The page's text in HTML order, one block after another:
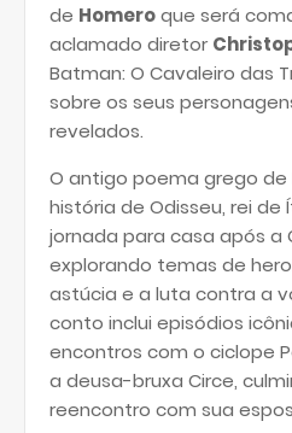
de Homeroque será
aclamado diretor
Batman: O Cavaleiro das
sobre os seus
revelados.
O antigo poema grego
história de Odisseu, rei de
jornada para casa após a
explorando temas de
astúcia e a luta contra a
conto inclui episódios
encontros com o ciclope
a deusa-bruxa Circe,
reencontro com sua